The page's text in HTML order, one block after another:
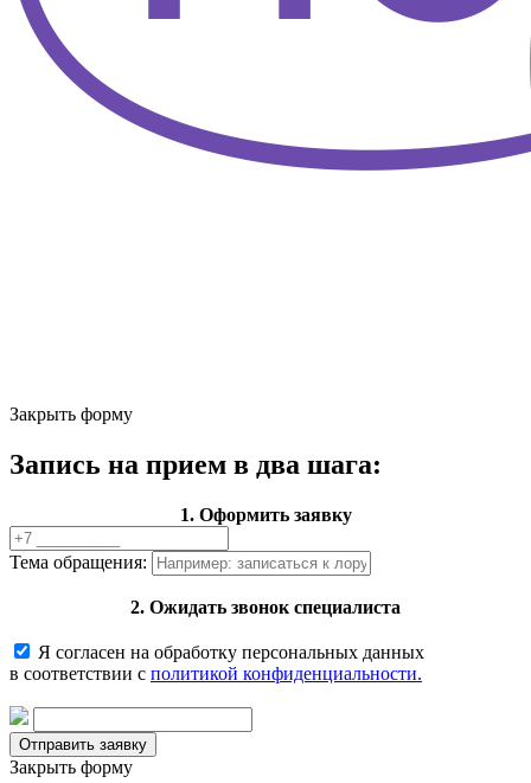
Закрыть форму
Запись на прием в два шага:
1. Оформить заявку
Тема обращения:
2. Ожидать звонок специалиста
Я согласен на обработку персональных данных
в соответствии с политикой конфиденциальности.
Закрыть форму